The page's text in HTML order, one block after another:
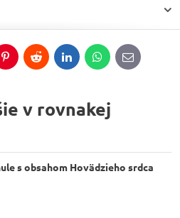
PinterestRedditLinkedInWhatsApp
E-
mail
v rovnakej
s obsahom Hovädzieho srdca